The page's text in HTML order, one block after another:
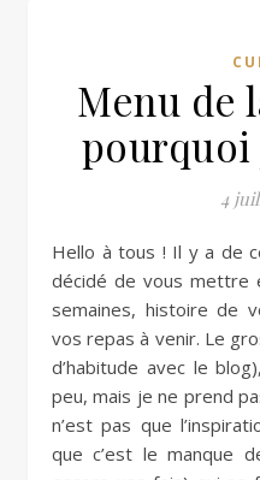
Menu de
pourquoi
4
Hello à tous ! Il y a de cela quelques temps, j’avais
décidé de vous mettre
semaines, histoire de
vos repas à venir. Le
d’habitude avec le
peu, mais je ne prend
n’est pas que
que c’est le manque